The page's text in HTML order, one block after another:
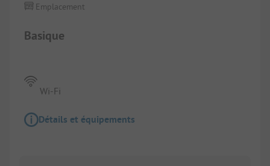
Basique
Emplacement
Wi-Fi
Détails et équipements